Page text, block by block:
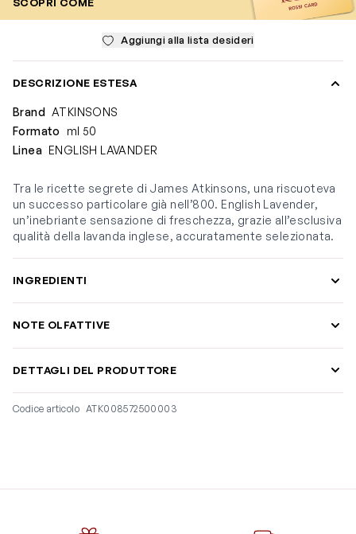
Aggiungi alla lista desideri
DESCRIZIONE ESTESA
Brand ATKINSONS
Formato
ml 50
Linea ENGLISH LAVANDER
Tra le ricette segrete di James Atkinsons, una riscuoteva
un successo particolare già nell’800. English Lavender,
un’inebriante sensazione di freschezza, grazie all’esclusiva
qualità della lavanda inglese, accuratamente selezionata.
INGREDIENTI
NOTE OLFATTIVE
DETTAGLI DEL PRODUTTORE
Codice articolo ATK008572500003